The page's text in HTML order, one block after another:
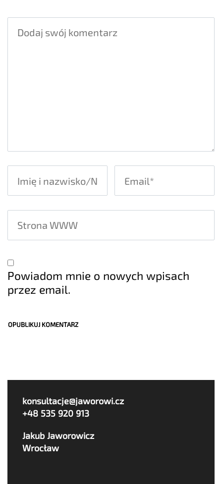
Powiadom mnie o nowych wpisach
przez email.
konsultacje@jaworowi.cz
+48 535 920 913
Jakub Jaworowicz
Wrocław